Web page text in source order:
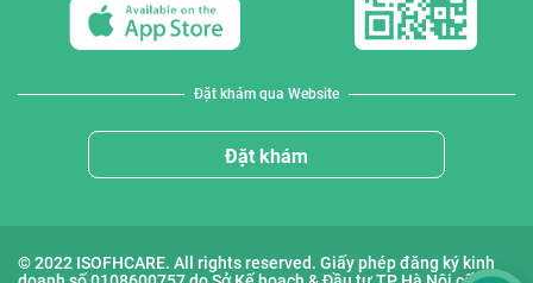
Đặt khám qua Website
Đặt khám
© 2022 ISOFHCARE. All rights reserved. Giấy phép đăng ký kinh